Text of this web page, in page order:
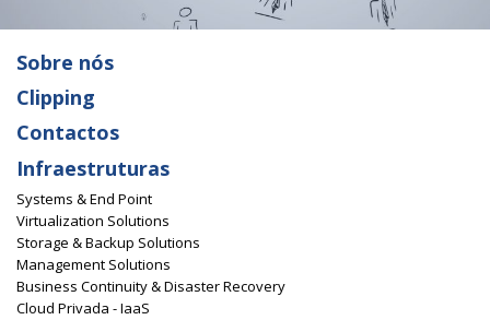
Sobre nós
Clipping
Contactos
Infraestruturas
Systems & End Point
Virtualization Solutions
Storage & Backup Solutions
Management Solutions
Business Continuity & Disaster Recovery
Cloud Privada - IaaS